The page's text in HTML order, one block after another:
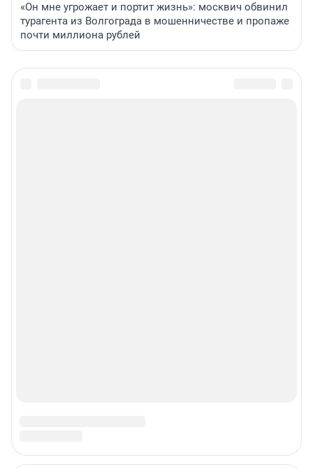
«Он мне угрожает и портит жизнь»: москвич обвинил
турагента из Волгограда в мошенничестве и пропаже
почти миллиона рублей